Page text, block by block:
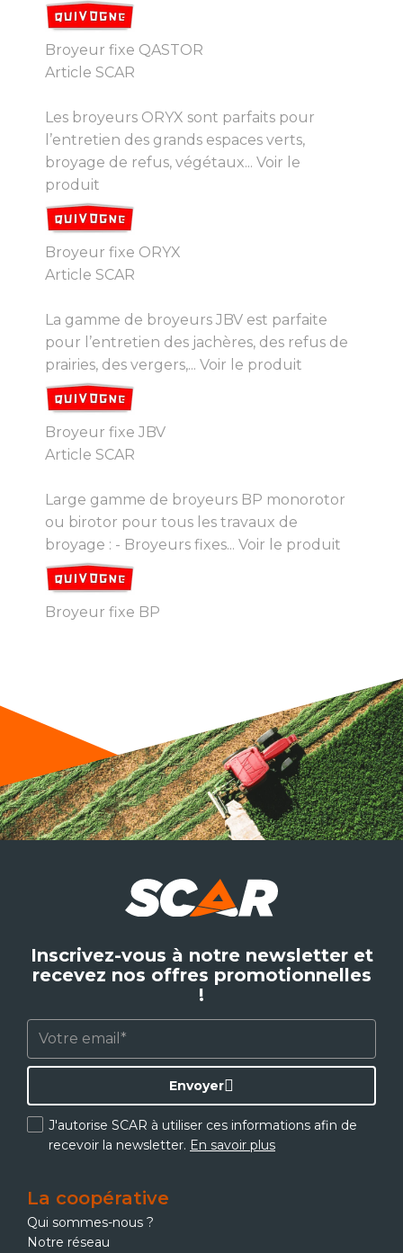
Broyeur fixe QASTOR
Article SCAR
Les broyeurs ORYX sont parfaits pour
l’entretien des grands espaces verts,
broyage de refus, végétaux... Voir le
produit
Broyeur fixe ORYX
Article SCAR
La gamme de broyeurs JBV est parfaite
pour l’entretien des jachères, des refus de
prairies, des vergers,... Voir le produit
Broyeur fixe JBV
Article SCAR
Large gamme de broyeurs BP monorotor
ou birotor pour tous les travaux de
broyage : - Broyeurs fixes... Voir le produit
Broyeur fixe BP
Inscrivez-vous à notre newsletter et
recevez nos offres promotionnelles
!
J'autorise SCAR à utiliser ces informations afin de
recevoir la newsletter. En savoir plus
Envoyer
La coopérative
Qui sommes-nous ?
Notre réseau